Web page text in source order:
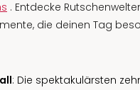
. Entdecke
die deinen Tag
: Die spektakulärsten